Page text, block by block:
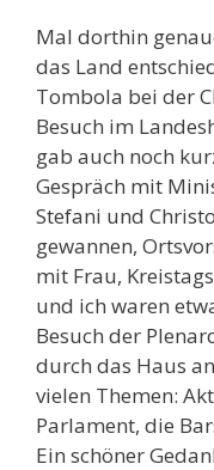
Mal dorthin
das Land
Tombola bei der
Besuch im
gab auch noch
Gespräch mit
Stefani und
gewannen,
mit Frau,
und ich waren
Besuch der
durch das Haus
vielen Themen:
Parlament, die
Ein schöner